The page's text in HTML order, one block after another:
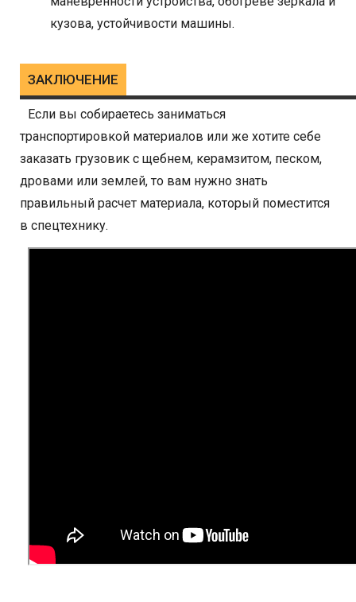
кузова, устойчивости машины.
ЗАКЛЮЧЕНИЕ
Если вы собираетесь заниматься
транспортировкой материалов или же хотите себе
заказать грузовик с щебнем, керамзитом, песком,
дровами или землей, то вам нужно знать
правильный расчет материала, который поместится
в спецтехнику.